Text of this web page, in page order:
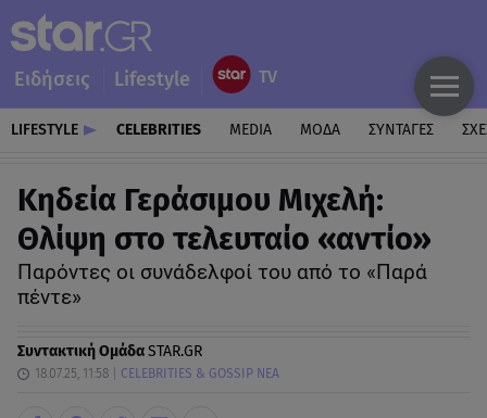
Ειδήσεις Lifestyle
LIFESTYLE CELEBRITIES MEDIA ΜΟΔΑ ΣΥΝΤΑΓΕΣ
Κηδεία Γεράσιμου Μιχελή:
Θλίψη στο τελευταίο «αντίο»
Παρόντες οι συνάδελφοί του από το «Παρά
πέντε»
Συντακτική ΟμάδαSTAR.GR
18.07.25, 11:58 CELEBRITIES & GOSSIP ΝΕΑ